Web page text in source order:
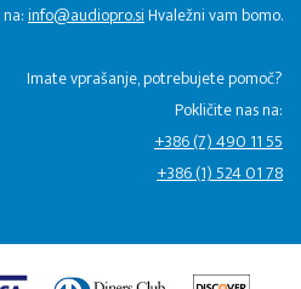
info@audiopro.siHvaležni vam bomo.
Imate vprašanje, potrebujete pomoč?
Pokličite nas na:
+386 (7) 490 11 55
+386 (1) 524 01 78